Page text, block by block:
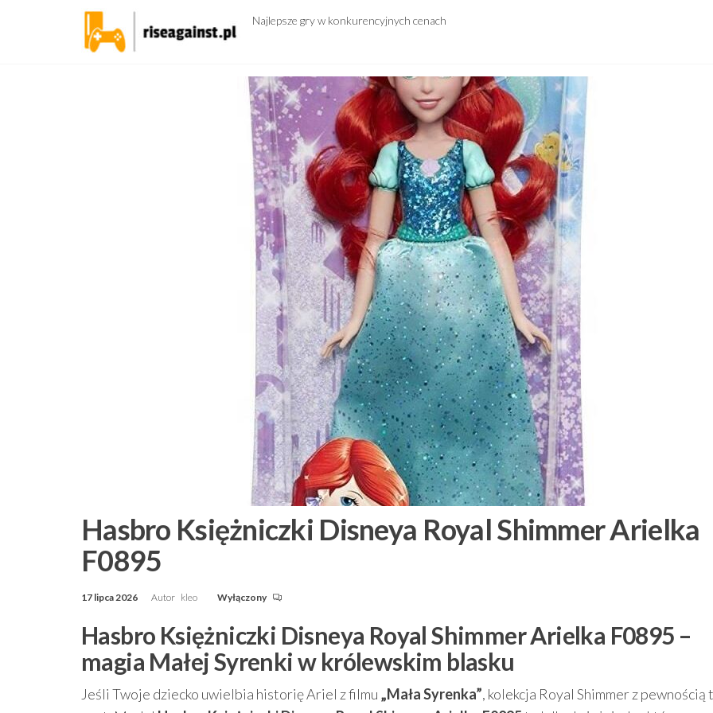
Najlepsze gry w konkurencyjnych cenach
Hasbro Księżniczki Disneya Royal Shimmer Arielka
F0895
17 lipca 2026 Autor kleo Wyłączony
Hasbro Księżniczki Disneya Royal Shimmer Arielka F0895 –
magia Małej Syrenki w królewskim blasku
Jeśli Twoje dziecko uwielbia historię Ariel z filmu „Mała Syrenka”, kolekcja Royal Shimmer z pewnością